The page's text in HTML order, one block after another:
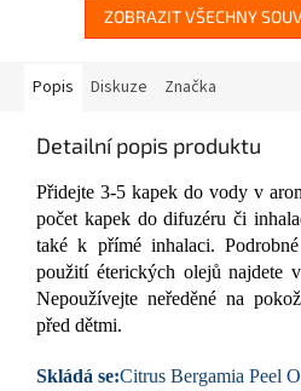
ZOBRAZIT VŠECHNY
Popis Diskuze Značka
Detailní popis produktu
Přidejte 3-5 kapek do vody v
počet kapek do difuzéru či
také k přímé inhalaci.
použití éterických olejů najdete
Nepoužívejte neředěné na
před dětmi.
Skládá se:Citrus Bergamia Peel